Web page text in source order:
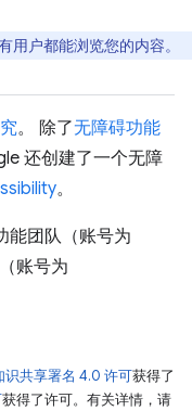
用户都能浏览您的内容。
。 除了无障碍功能
还创建了一个无障
。
能团队（账号为
账号为
识共享署名 4.0 许可获得了
获得了许可。有关详情，请